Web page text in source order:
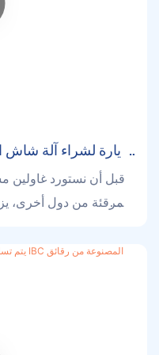
قبل أن نستورد غاولين
المرقئة من دول أخرى،
مصنع في ماليزيا.